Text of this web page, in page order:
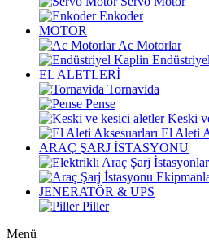
Enkoder
MOTOR
Ac Motorlar
EL ALETLERİ
Tornavida
Pense
Keski
El Aleti
ARAÇ ŞARJ İSTASYONU
JENERATÖR & UPS
Piller
Menü